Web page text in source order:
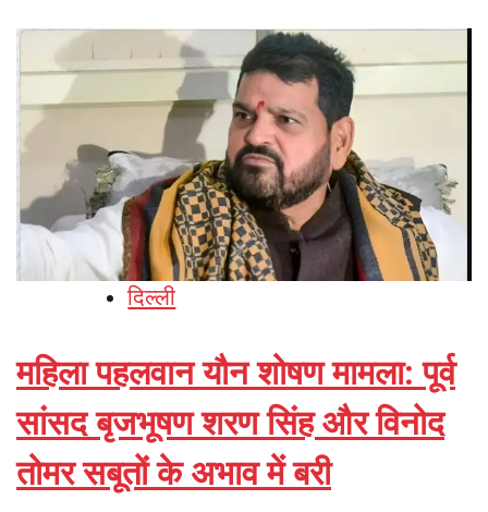
दिल्ली
महिला पहलवान यौन शोषण मामला: पूर्व
सांसद बृजभूषण शरण सिंह और विनोद
तोमर सबूतों के अभाव में बरी